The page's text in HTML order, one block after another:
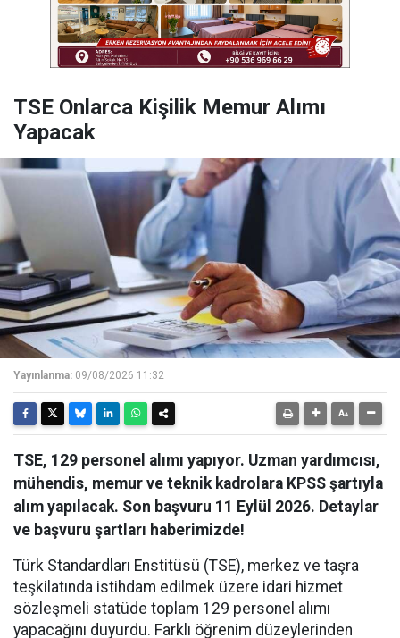
TSE Onlarca Kişilik Memur Alımı
Yapacak
Yayınlanma: 09/08/2026 11:32
TSE, 129 personel alımı yapıyor. Uzman yardımcısı,
mühendis, memur ve teknik kadrolara KPSS şartıyla
alım yapılacak. Son başvuru 11 Eylül 2026. Detaylar
ve başvuru şartları haberimizde!
Türk Standardları Enstitüsü (TSE), merkez ve taşra
teşkilatında istihdam edilmek üzere idari hizmet
sözleşmeli statüde toplam 129 personel alımı
yapacağını duyurdu. Farklı öğrenim düzeylerinden